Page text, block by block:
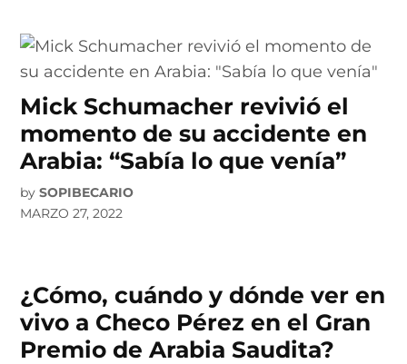
Mick Schumacher revivió el
momento de su accidente en
Arabia: “Sabía lo que venía”
by SOPIBECARIO
MARZO 27, 2022
¿Cómo, cuándo y dónde ver en
vivo a Checo Pérez en el Gran
Premio de Arabia Saudita?